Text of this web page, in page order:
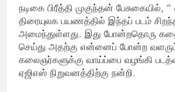
நடிகை பிரீத்தி முகுந்தன் பேசுகையில்,
திரையுலக பயணத்தில் இந்தப் படம்
அமைந்துள்ளது. இது போன்றதொரு
செய்து அதற்கு என்னைப் போன்ற
கலைஞர்களுக்கு வாய்ப்பை வழங்கி
ஏஜிஎஸ் நிறுவனத்திற்கு நன்றி.